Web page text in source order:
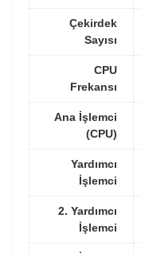
Çekirdek
Sayısı
CPU
Frekansı
Ana İşlemci
(CPU)
Yardımcı
İşlemci
2. Yardımcı
İşlemci